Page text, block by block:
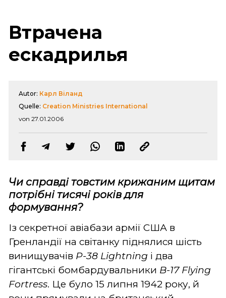
Втрачена
ескадрилья
Autor: Карл Віланд
Quelle: Creation Ministries International
von 27.01.2006
Чи справді товстим крижаним щитам
потрібні тисячі років для
формування?
Із секретної авіабази армії США в
Гренландії на світанку піднялися шість
винищувачів P-38 Lightning і два
гігантські бомбардувальники B-17 Flying
Fortress. Це було 15 липня 1942 року, й